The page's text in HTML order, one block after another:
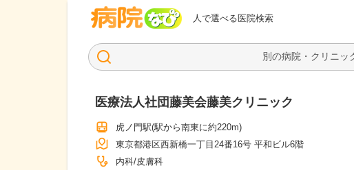
人で選べる医院検索
病院なび
医療法人社団藤美会藤美クリニック
虎ノ門駅(駅から南東に約220m)
東京都港区西新橋一丁目24番16号 平和ビル6階
内科 皮膚科